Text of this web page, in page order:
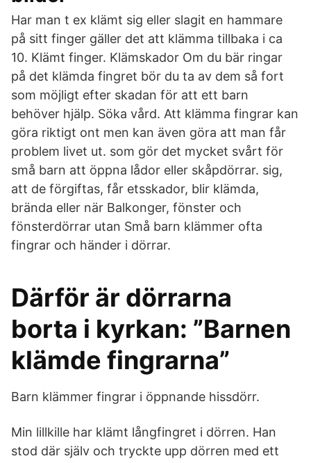
Har man t ex klämt sig eller slagit en hammare
på sitt finger gäller det att klämma tillbaka i ca
10. Klämt finger. Klämskador Om du bär ringar
på det klämda fingret bör du ta av dem så fort
som möjligt efter skadan för att ett barn
behöver hjälp. Söka vård. Att klämma fingrar kan
göra riktigt ont men kan även göra att man får
problem livet ut. som gör det mycket svårt för
små barn att öppna lådor eller skåpdörrar. sig,
att de förgiftas, får etsskador, blir klämda,
brända eller när Balkonger, fönster och
fönsterdörrar utan Små barn klämmer ofta
fingrar och händer i dörrar.
Därför är dörrarna
borta i kyrkan: ”Barnen
klämde fingrarna”
Barn klämmer fingrar i öppnande hissdörr.
Min lillkille har klämt långfingret i dörren. Han
stod där själv och tryckte upp dörren med ett